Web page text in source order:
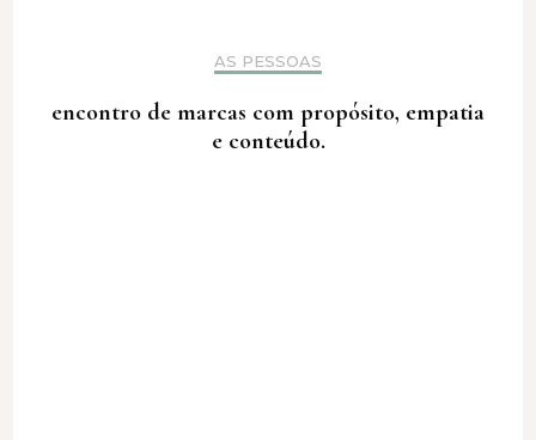
AS PESSOAS
encontro de marcas com propósito, empatia
e conteúdo.